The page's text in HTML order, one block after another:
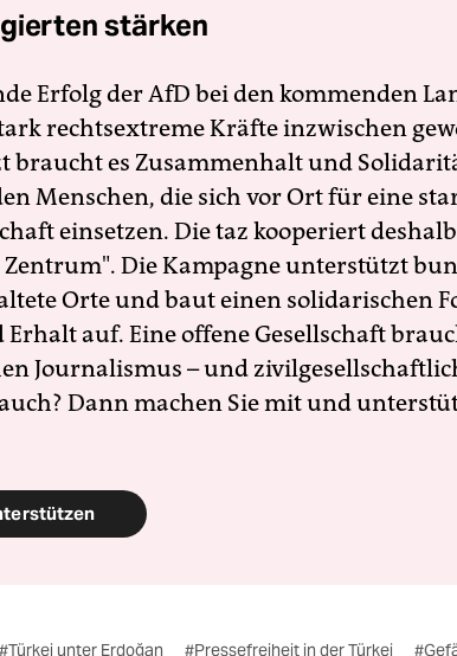
stärken
Erfolg der AfD bei den kommenden
rechtsextreme Kräfte inzwischen
braucht es Zusammenhalt und
Menschen, die sich vor Ort für eine
einsetzen. Die taz kooperiert
Die Kampagne unterstützt
Orte und baut einen solidarischen
Erhalt auf. Eine offene Gesellschaft
Journalismus – und
Dann machen Sie mit und
#Türkei unter Erdoğan #Pressefreiheit in der Türkei